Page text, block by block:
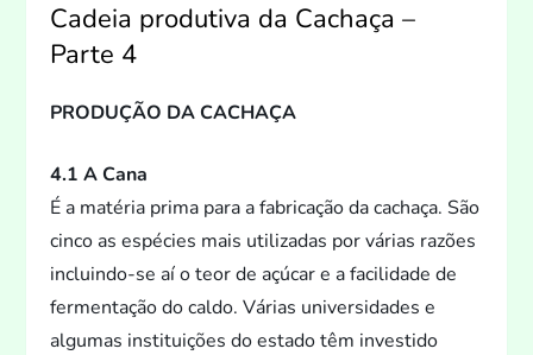
Cadeia produtiva da Cachaça –
Parte 4
PRODUÇÃO DA CACHAÇA
4.1 A Cana
É a matéria prima para a fabricação da cachaça. São
cinco as espécies mais utilizadas por várias razões
incluindo-se aí o teor de açúcar e a facilidade de
fermentação do caldo. Várias universidades e
algumas instituições do estado têm investido